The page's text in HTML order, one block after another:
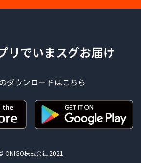
リでいまスグお届け
ダウンロードはこちら
ONIGO株式会社 2021